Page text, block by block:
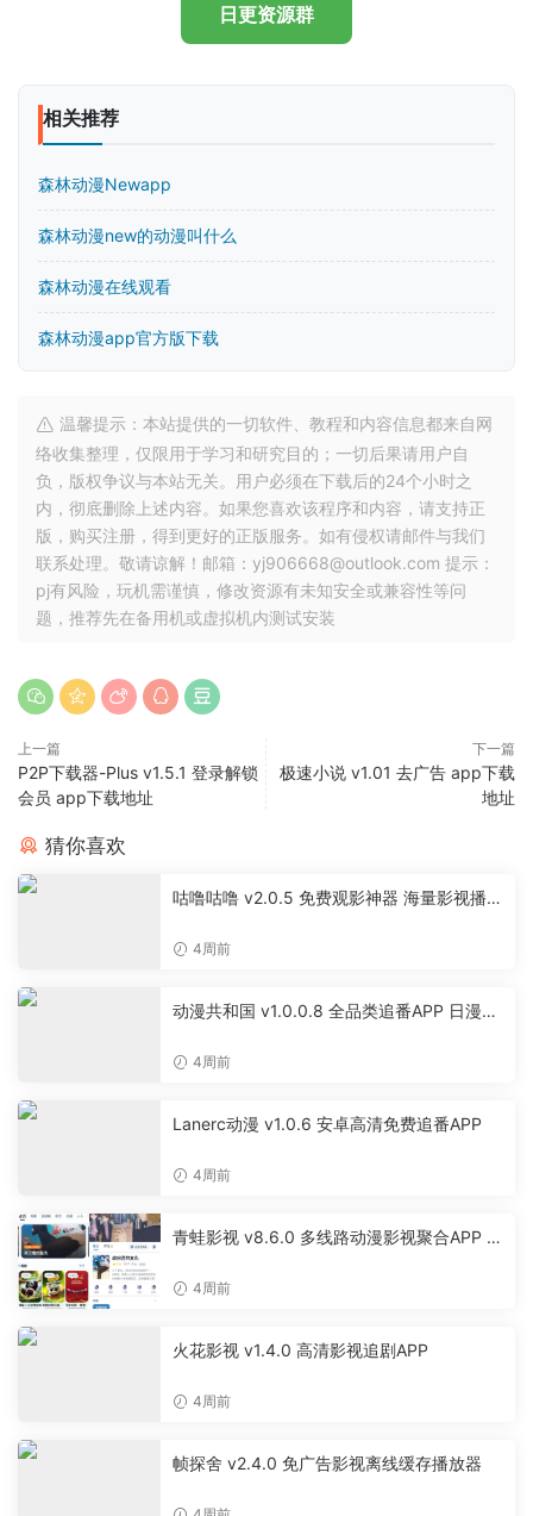
日更资源群
相关推荐
森林动漫Newapp
森林动漫new的动漫叫什么
森林动漫在线观看
森林动漫app官方版下载
温馨提示：本站提供的一切软件、教程和内容信息都来自网
络收集整理，仅限用于学习和研究目的；一切后果请用户自
负，版权争议与本站无关。用户必须在下载后的24个小时之
内，彻底删除上述内容。如果您喜欢该程序和内容，请支持正
版，购买注册，得到更好的正版服务。如有侵权请邮件与我们
联系处理。敬请谅解！邮箱：yj906668@outlook.com 提示：
pj有风险，玩机需谨慎，修改资源有未知安全或兼容性等问
题，推荐先在备用机或虚拟机内测试安装
上一篇
P2P下载器-Plus v1.5.1 登录解锁
会员 app下载地址
下一篇
极速小说 v1.01 去广告 app下载
地址
猜你喜欢
咕噜咕噜 v2.0.5 免费观影神器 海量影视播放
4周前
动漫共和国 v1.0.0.8 全品类追番APP 日漫国
4周前
Lanerc动漫 v1.0.6 安卓高清免费追番APP
4周前
青蛙影视 v8.6.0 多线路动漫影视聚合APP 免
4周前
火花影视 v1.4.0 高清影视追剧APP
4周前
帧探舍 v2.4.0 免广告影视离线缓存播放器